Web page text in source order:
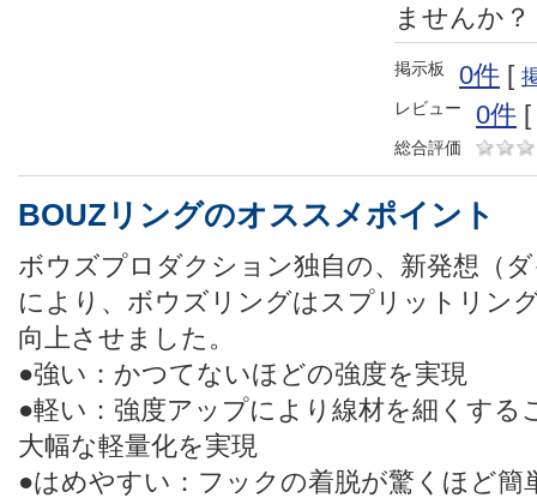
ませんか？
掲示板 0件 [
レビュー 0件 [
総合評価
BOUZリングのオススメポイント
ボウズプロダクション独自の、新発想（
により、ボウズリングはスプリットリン
向上させました。
●強い：かつてないほどの強度を実現
●軽い：強度アップにより線材を細くする
大幅な軽量化を実現
●はめやすい：フックの着脱が驚くほど簡